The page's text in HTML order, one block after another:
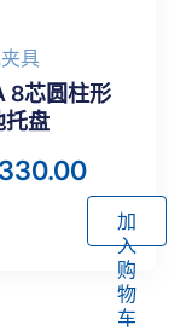
具
8芯圆柱形
托盘
加
入
购
物
车